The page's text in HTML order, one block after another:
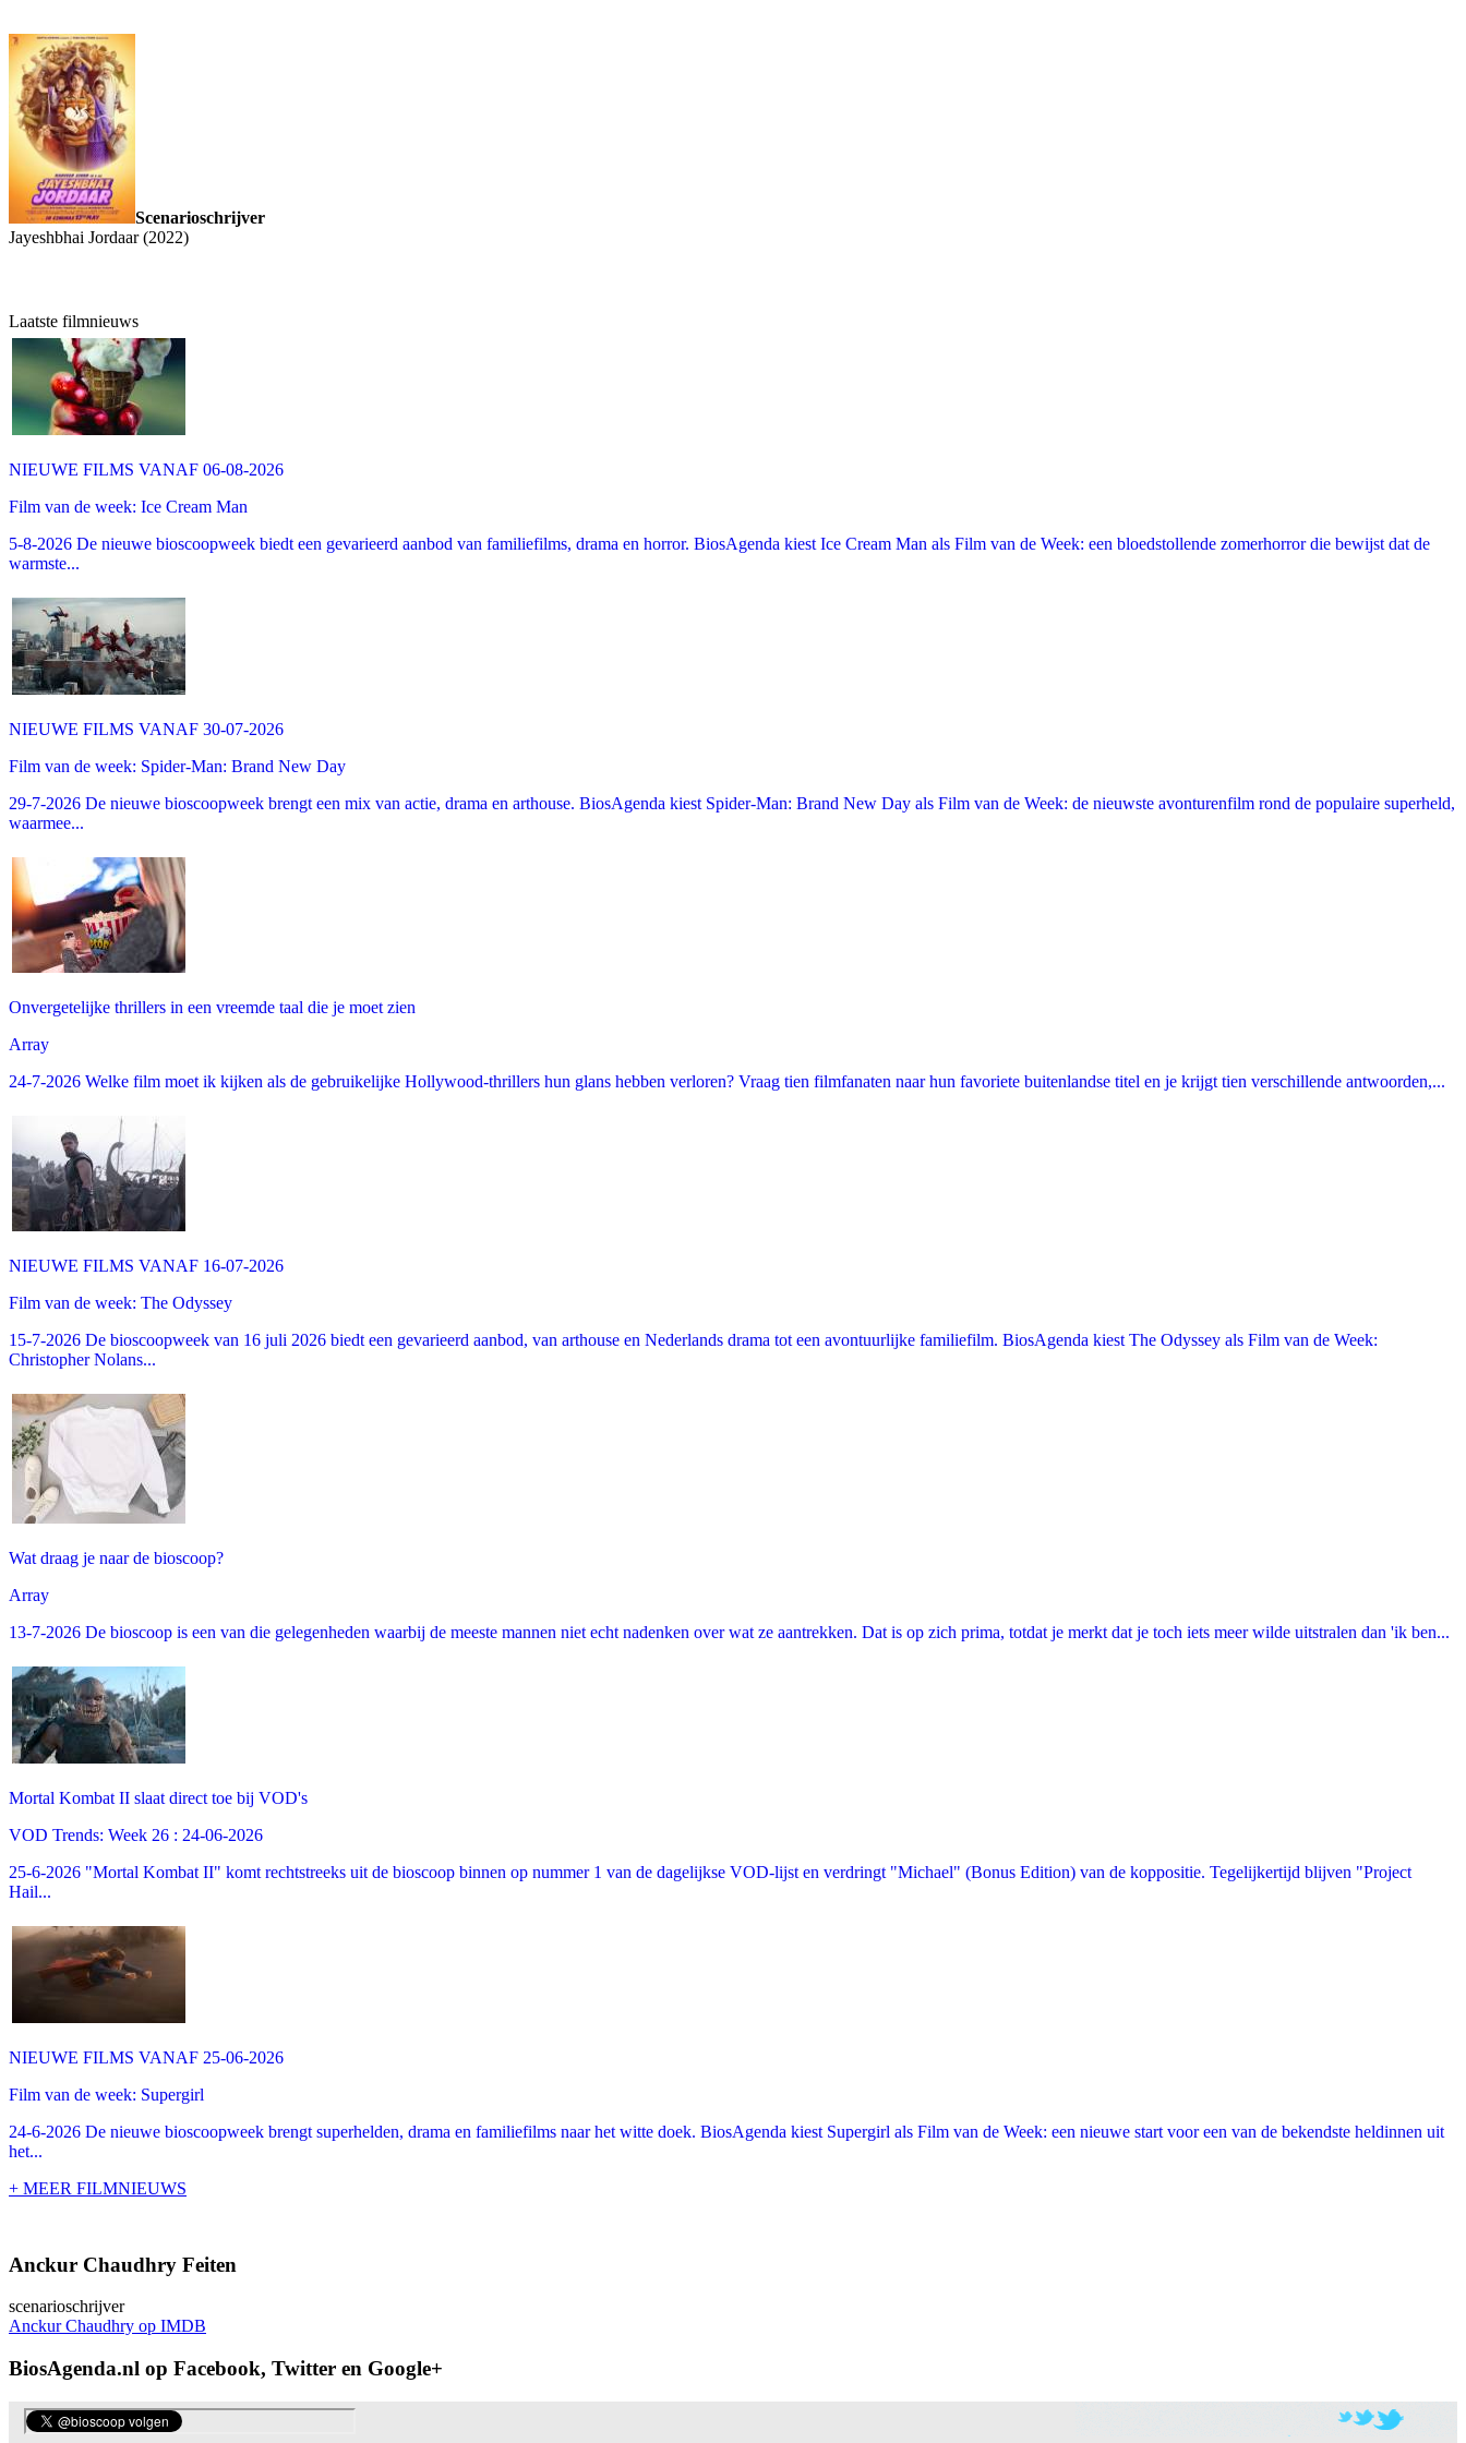
Scenarioschrijver
Jayeshbhai Jordaar (2022)
Laatste filmnieuws
NIEUWE FILMS VANAF 06-08-2026
Film van de week: Ice Cream Man
5-8-2026 De nieuwe bioscoopweek biedt een gevarieerd aanbod van familiefilms, drama en horror. BiosAgenda kiest Ice Cream Man als Film van de Week: een bloedstollende zomerhorror die bewijst dat de
warmste...
NIEUWE FILMS VANAF 30-07-2026
Film van de week: Spider-Man: Brand New Day
29-7-2026 De nieuwe bioscoopweek brengt een mix van actie, drama en arthouse. BiosAgenda kiest Spider-Man: Brand New Day als Film van de Week: de nieuwste avonturenfilm rond de populaire superheld,
waarmee...
Onvergetelijke thrillers in een vreemde taal die je moet zien
Array
24-7-2026 Welke film moet ik kijken als de gebruikelijke Hollywood-thrillers hun glans hebben verloren? Vraag tien filmfanaten naar hun favoriete buitenlandse titel en je krijgt tien verschillende antwoorden,...
NIEUWE FILMS VANAF 16-07-2026
Film van de week: The Odyssey
15-7-2026 De bioscoopweek van 16 juli 2026 biedt een gevarieerd aanbod, van arthouse en Nederlands drama tot een avontuurlijke familiefilm. BiosAgenda kiest The Odyssey als Film van de Week:
Christopher Nolans...
Wat draag je naar de bioscoop?
Array
13-7-2026 De bioscoop is een van die gelegenheden waarbij de meeste mannen niet echt nadenken over wat ze aantrekken. Dat is op zich prima, totdat je merkt dat je toch iets meer wilde uitstralen dan 'ik ben...
Mortal Kombat II slaat direct toe bij VOD's
VOD Trends: Week 26 : 24-06-2026
25-6-2026 "Mortal Kombat II" komt rechtstreeks uit de bioscoop binnen op nummer 1 van de dagelijkse VOD-lijst en verdringt "Michael" (Bonus Edition) van de koppositie. Tegelijkertijd blijven "Project
Hail...
NIEUWE FILMS VANAF 25-06-2026
Film van de week: Supergirl
24-6-2026 De nieuwe bioscoopweek brengt superhelden, drama en familiefilms naar het witte doek. BiosAgenda kiest Supergirl als Film van de Week: een nieuwe start voor een van de bekendste heldinnen uit
het...
+ MEER FILMNIEUWS
Anckur Chaudhry Feiten
scenarioschrijver
Anckur Chaudhry op IMDB
BiosAgenda.nl op Facebook, Twitter en Google+